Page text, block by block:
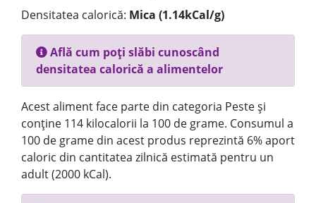
Densitatea calorică: Mica (1.14kCal/g)
Află cum poți slăbi cunoscând
densitatea calorică a alimentelor
Acest aliment face parte din categoria Peste și
conține 114 kilocalorii la 100 de grame. Consumul a
100 de grame din acest produs reprezintă 6% aport
caloric din cantitatea zilnică estimată pentru un
adult (2000 kCal).